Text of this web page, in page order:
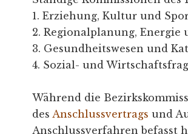
1. Erziehung, Kultur und
2. Regionalplanung, Energie
3. Gesundheitswesen und
4. Sozial- und
Während die
des Anschlussvertrags und
Anschlussverfahren befasst